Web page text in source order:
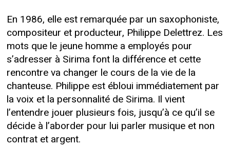
En 1986, elle est remarquée par un saxophoniste,
compositeur et producteur, Philippe Delettrez. Les
mots que le jeune homme a employés pour
s’adresser à Sirima font la différence et cette
rencontre va changer le cours de la vie de la
chanteuse. Philippe est ébloui immédiatement par
la voix et la personnalité de Sirima. Il vient
l’entendre jouer plusieurs fois, jusqu’à ce qu’il se
décide à l’aborder pour lui parler musique et non
contrat et argent.